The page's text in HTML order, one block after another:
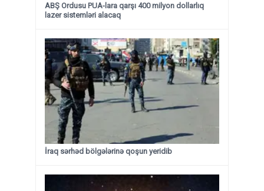
ABŞ Ordusu PUA-lara qarşı 400 milyon dollarlıq
lazer sistemləri alacaq
İraq sərhəd bölgələrinə qoşun yeridib